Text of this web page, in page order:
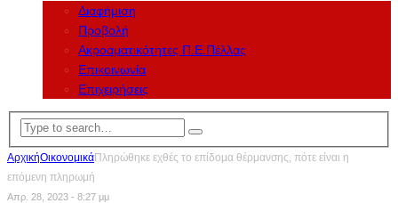
Διαφήμιση
Προβολή
Ακροαματικότητες Π.Ε.Πέλλας
Επικοινωνία
Επιχειρήσεις
ΑρχικήΟικονομικάΠληρώθηκε εχθές το επίδομα θέρμανσης, πότε είναι η
επόμενη πληρωμή
Απρ. 28, 2023 - 8:27 μμ